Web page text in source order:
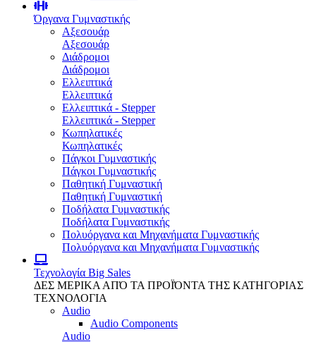
Όργανα Γυμναστικής
Αξεσουάρ
Αξεσουάρ
Διάδρομοι
Διάδρομοι
Ελλειπτικά
Ελλειπτικά
Ελλειπτικά - Stepper
Ελλειπτικά - Stepper
Κωπηλατικές
Κωπηλατικές
Πάγκοι Γυμναστικής
Πάγκοι Γυμναστικής
Παθητική Γυμναστική
Παθητική Γυμναστική
Ποδήλατα Γυμναστικής
Ποδήλατα Γυμναστικής
Πολυόργανα και Μηχανήματα Γυμναστικής
Πολυόργανα και Μηχανήματα Γυμναστικής
Τεχνολογία Big Sales
ΔΕΣ ΜΕΡΙΚΑ ΑΠΌ ΤΑ ΠΡΟΪΌΝΤΑ ΤΗΣ ΚΑΤΗΓΟΡΙΑΣ
ΤΕΧΝΟΛΟΓΙΑ
Audio
Audio Components
Audio